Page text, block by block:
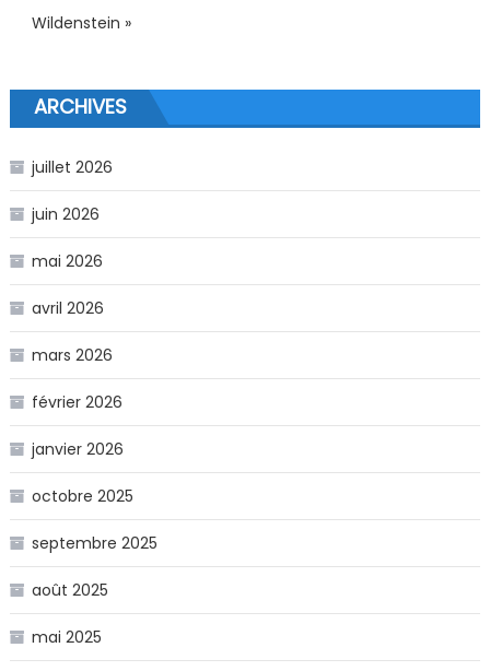
Wildenstein »
ARCHIVES
juillet 2026
juin 2026
mai 2026
avril 2026
mars 2026
février 2026
janvier 2026
octobre 2025
septembre 2025
août 2025
mai 2025